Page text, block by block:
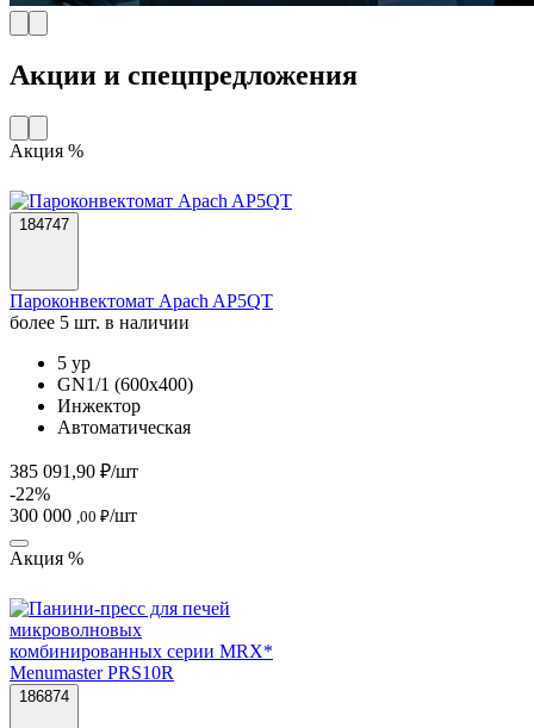
Акции и спецпредложения
Акция %
184747
Пароконвектомат Apach AP5QT
более 5 шт. в наличии
5 ур
GN1/1 (600х400)
Инжектор
Автоматическая
385 091,90 ₽/шт
-22%
300 000 ,00 ₽/шт
Акция %
186874